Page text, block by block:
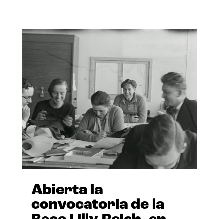
Abierta la
convocatoria de la